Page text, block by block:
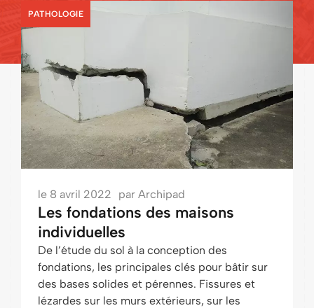
PATHOLOGIE
le 8 avril 2022 par Archipad
Les fondations des maisons
individuelles
De l’étude du sol à la conception des
fondations, les principales clés pour bâtir sur
des bases solides et pérennes. Fissures et
lézardes sur les murs extérieurs, sur les